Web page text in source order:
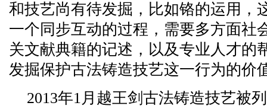
和技艺尚有待发掘，比如铬的运用，
一个同步互动的过程，需要多方面社
关文献典籍的记述，以及专业人才的
发掘保护古法铸造技艺这一行为的价
2013年1月越王剑古法铸造技艺被